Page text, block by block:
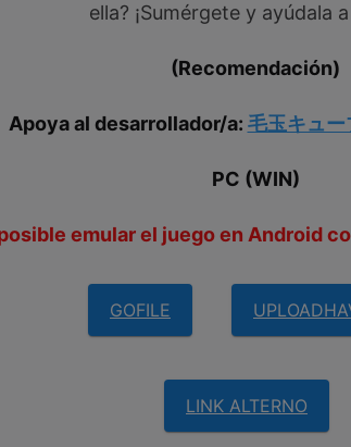
ella? ¡Sumérgete y ayúdala
(Recomendación)
Apoya al desarrollador/a: 毛玉キュ
PC (WIN)
emular el juego en Android
GOFILE
LINK ALTERNO